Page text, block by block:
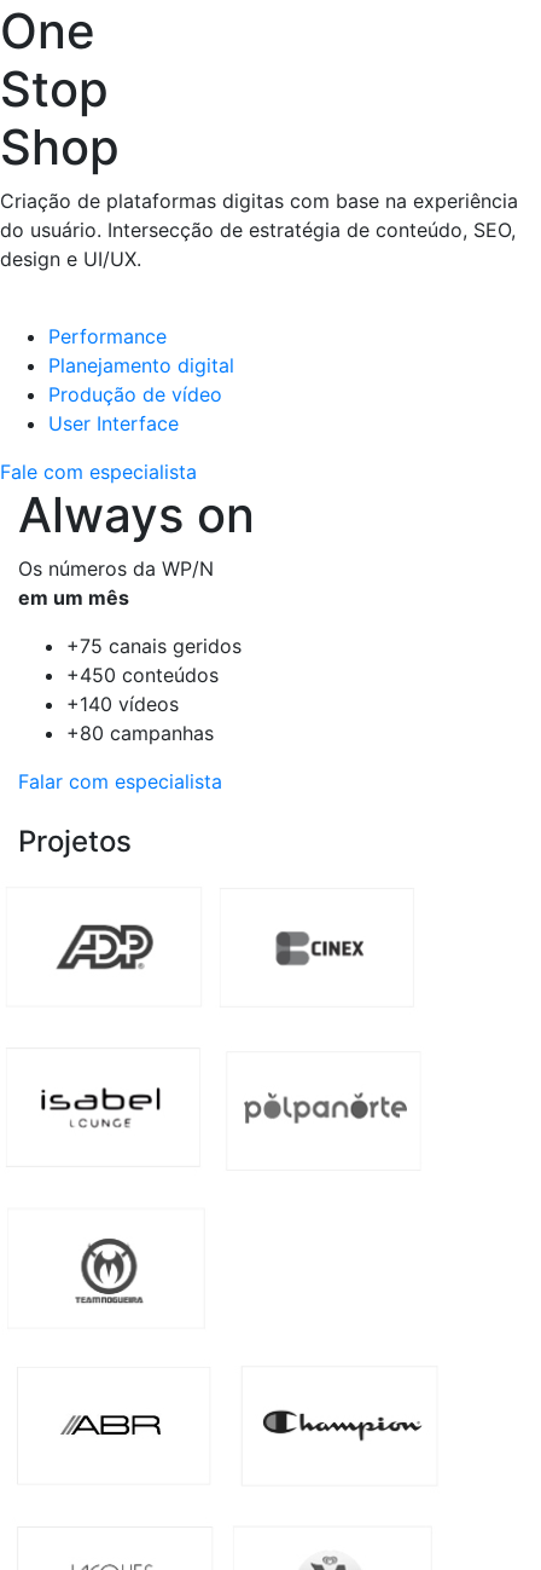
One
Stop
Shop
Criação de plataformas digitas com base na experiência
do usuário. Intersecção de estratégia de conteúdo, SEO,
design e UI/UX.
Performance
Planejamento digital
Produção de vídeo
User Interface
Fale com especialista
Always on
Os números da WP/N
em um mês
+75 canais geridos
+450 conteúdos
+140 vídeos
+80 campanhas
Falar com especialista
Projetos